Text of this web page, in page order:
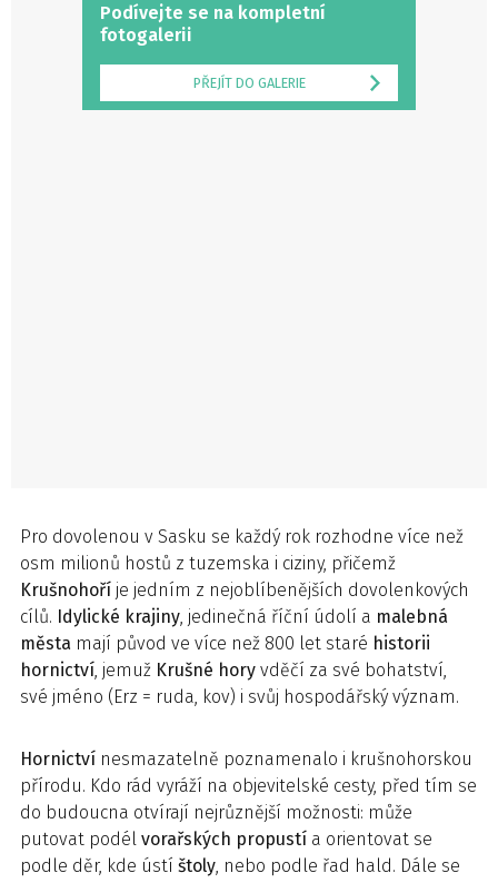
Podívejte se na kompletní
fotogalerii
PŘEJÍT DO GALERIE
Pro dovolenou v Sasku se každý rok rozhodne více než
osm milionů hostů z tuzemska i ciziny, přičemž
Krušnohoří je jedním z nejoblíbenějších dovolenkových
cílů. Idylické krajiny, jedinečná říční údolí a malebná
města mají původ ve více než 800 let staré historii
hornictví, jemuž Krušné hory vděčí za své bohatství,
své jméno (Erz = ruda, kov) i svůj hospodářský význam.
Hornictví nesmazatelně poznamenalo i krušnohorskou
přírodu. Kdo rád vyráží na objevitelské cesty, před tím se
do budoucna otvírají nejrůznější možnosti: může
putovat podél vorařských propustí a orientovat se
podle děr, kde ústí štoly, nebo podle řad hald. Dále se